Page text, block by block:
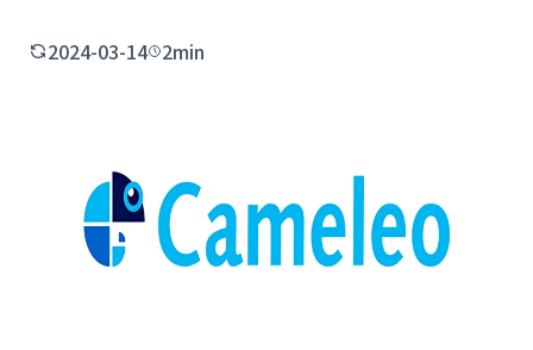
スマート漁業
2024-03-14 2min